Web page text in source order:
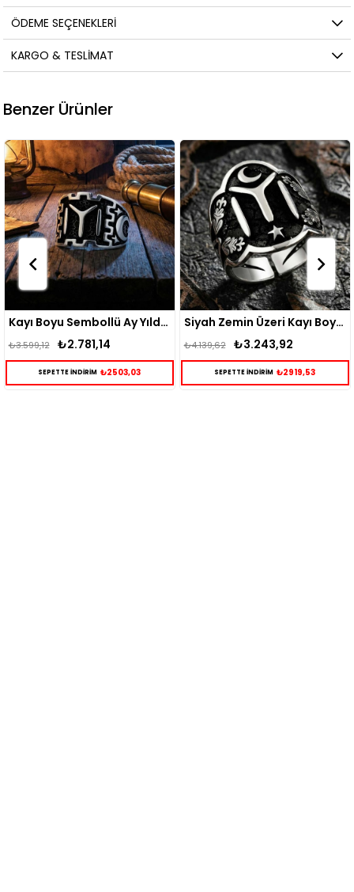
ÖDEME SEÇENEKLERI
KARGO & TESLIMAT
Benzer Ürünler
Kayı Boyu Sembollü Ay Yıldız Gümüş Yüzük
Siyah Zemin Üzeri Kayı Boyu Desenli Erkek Gümüş Yüzük
₺3.243,92
₺4.139,62
SEPETTE İNDİRİM ₺2919,53
₺3.364,64
₺4.280,29
SEPETTE İNDİRİM ₺3028,18